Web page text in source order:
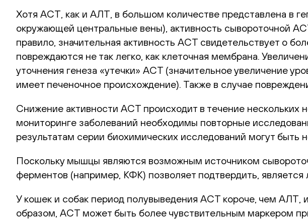
Хотя АСТ, как и АЛТ, в большом количестве представлена в
окружающей центральные вены), активность сывороточной
правило, значительная активность АСТ свидетельствует о
повреждаются не так легко, как клеточная мембрана.
уточнения генеза «утечки» АСТ (значительное увеличение
имеет печеночное происхождение). Также в случае
Снижение активности АСТ происходит в течение
мониторинге заболеваний необходимы повторные
результатам серии биохимических исследований могут быть
Поскольку мышцы являются возможным источником
ферментов (например, КФК) позволяет подтвердить,
У кошек и собак период полувыведения АСТ короче, чем АЛТ,
образом, АСТ может быть более чувствительным маркером